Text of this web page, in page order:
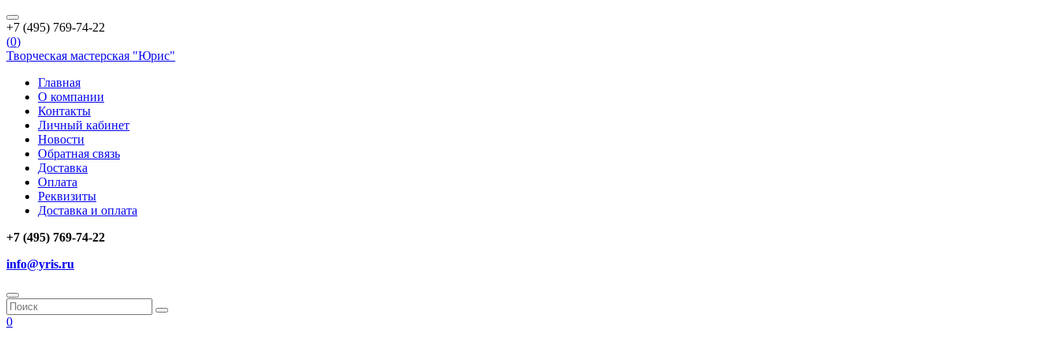
+7 (495) 769-74-22
(0)
Творческая мастерская "Юрис"
Главная
О компании
Контакты
Личный кабинет
Новости
Обратная связь
Доставка
Оплата
Реквизиты
Доставка и оплата
+7 (495) 769-74-22
info@yris.ru
0